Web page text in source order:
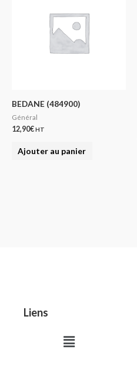
BEDANE (484900)
Général
12,90€HT
Ajouter au panier
Liens
Menu